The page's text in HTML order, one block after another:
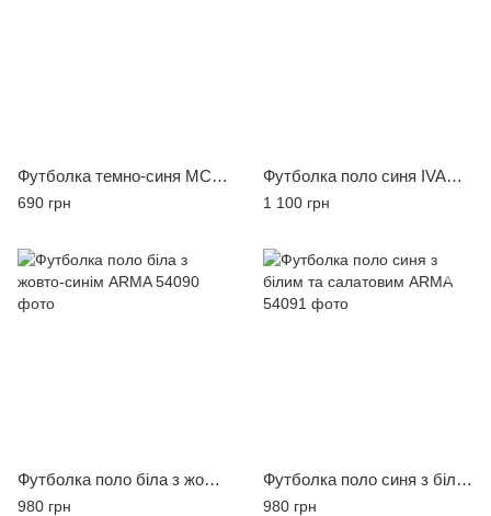
Футболка темно-синя MCR 36792
690 грн
Футболка поло синя IVANO VINCI
1 100 грн
Футболка поло біла з жовто-синім ARMA
980 грн
Футболка поло синя з білим та салатовим ARMA
980 грн